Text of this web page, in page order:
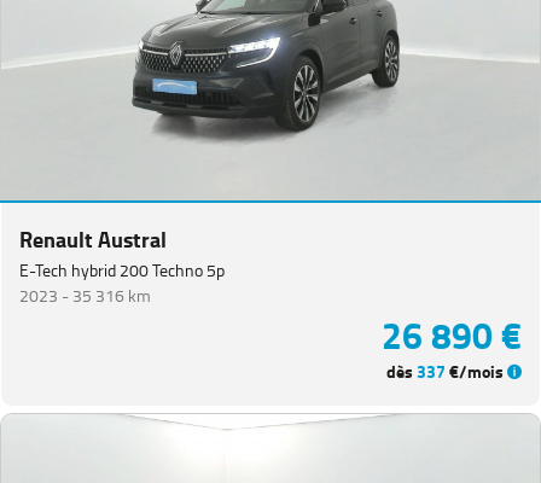
Renault Austral
E-Tech hybrid 200 Techno 5p
2023 -35 316 km
26 890 €
dès337€/mois